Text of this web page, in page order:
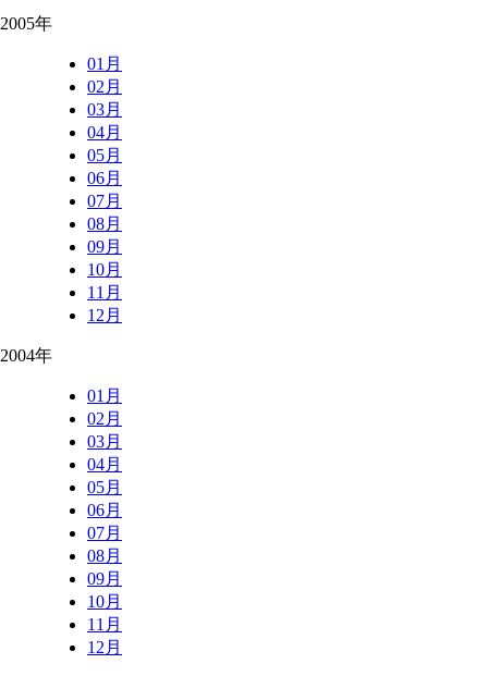
2005年
01月
02月
03月
04月
05月
06月
07月
08月
09月
10月
11月
12月
2004年
01月
02月
03月
04月
05月
06月
07月
08月
09月
10月
11月
12月